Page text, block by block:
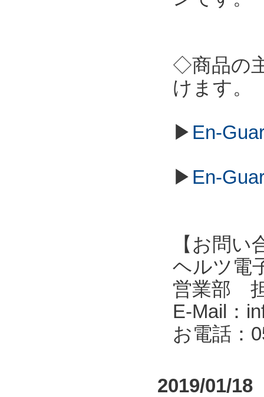
◇商品の
けます。
▶ En-
▶ En-
【お問い
ヘルツ電
営業部
E-Mail：
お電話：
2019/01/18